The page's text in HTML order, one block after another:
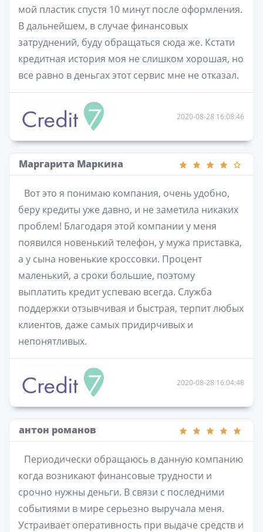
мой пластик спустя 10 минут после оформления.
В дальнейшем, в случае финансовых
затруднений, буду обращаться сюда же. Кстати
кредитная история моя не слишком хорошая, но
все равно в деньгах этот сервис мне не отказал.
2020-08-28 16:08:46
Маргарита Маркина
Вот это я понимаю компания, очень удобно,
беру кредиты уже давно, и не заметила никаких
проблем! Благодаря этой компании у меня
появился новенький телефон, у мужа приставка,
а у сына новенькие кроссовки. Процент
маленький, а сроки большие, поэтому
выплатить кредит успеваю всегда. Служба
поддержки отзывчивая и быстрая, терпит любых
клиентов, даже самых придирчивых и
непонятливых.
2020-08-28 16:04:48
антон романов
Периодически обращаюсь в данную компанию
когда возникают финансовые трудности и
срочно нужны деньги. В связи с последними
событиями в мире серьезно выручала меня.
Устраивает оперативность при выдаче средств и